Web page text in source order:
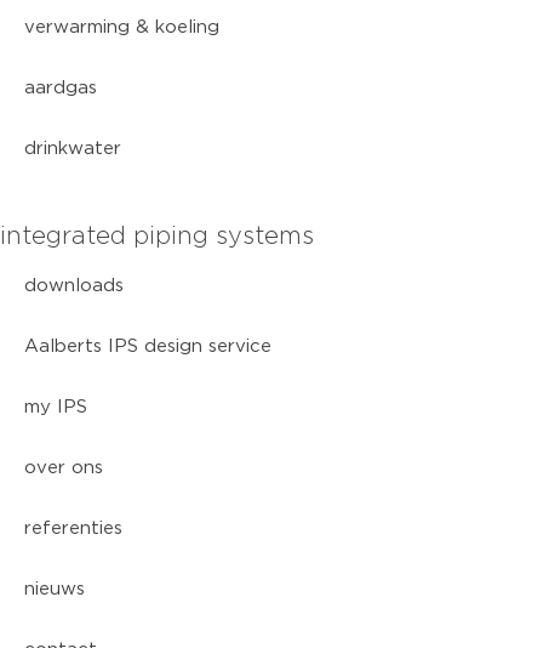
verwarming & koeling
aardgas
drinkwater
integrated piping systems
downloads
Aalberts IPS design service
my IPS
over ons
referenties
nieuws